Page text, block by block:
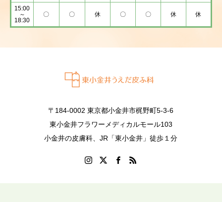
15:00
～
18:30
〇 〇 休 〇 〇 休 休
〒184-0002 東京都小金井市梶野町5-3-6
東小金井フラワーメディカルモール103
小金井の皮膚科、JR「東小金井」徒歩１分